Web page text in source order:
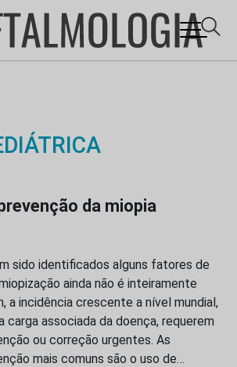
da miopia
sido identificados alguns fatores de
ainda não é inteiramente
a incidência crescente a nível mundial,
carga associada da doença, requerem
ou correção urgentes. As
mais comuns são o uso de…